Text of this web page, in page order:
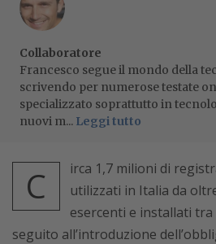
Collaboratore
Francesco segue il mondo della
scrivendo per numerose testate
specializzato soprattutto in
nuovi m... Leggi tutto
C
irca 1,7 milioni di
utilizzati in Italia da
esercenti e installati tra
seguito all’introduzione